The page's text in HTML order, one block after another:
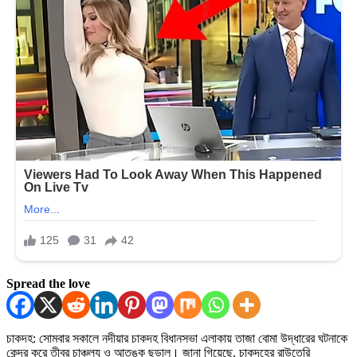
Spread the love
চাকদহ: সোমবার সকালে নদীয়ার চাকদহ বিধানসভা এলাকায় তাজা বোমা উদ্ধারের ঘটনাকে
কেন্দ্র করে তীব্র চাঞ্চল্য ও আতঙ্ক ছড়াল। জানা গিয়েছে, চাকদহের রাউতেরি